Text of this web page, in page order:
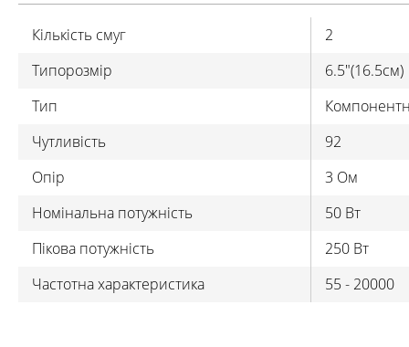
Кількість смуг
2
Типорозмір
6.5"(16.5см)
Тип
Чутливість
92
Опір
3 Ом
Номінальна потужність
50 Bт
Пікова потужність
250 Вт
Частотна характеристика
55 - 20000